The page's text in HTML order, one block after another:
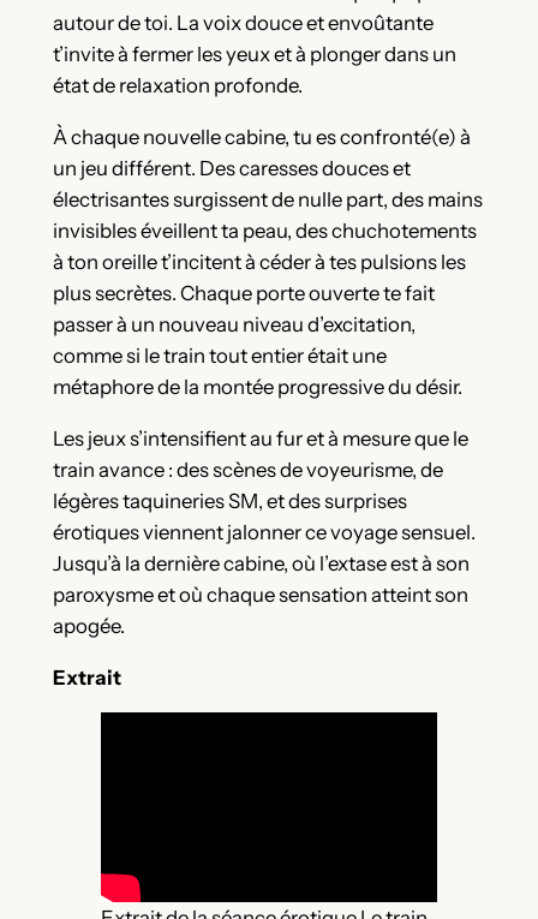
autour de toi. La voix douce et envoûtante
t’invite à fermer les yeux et à plonger dans un
état de relaxation profonde.
À chaque nouvelle cabine, tu es confronté(e) à
un jeu différent. Des caresses douces et
électrisantes surgissent de nulle part, des mains
invisibles éveillent ta peau, des chuchotements
à ton oreille t’incitent à céder à tes pulsions les
plus secrètes. Chaque porte ouverte te fait
passer à un nouveau niveau d’excitation,
comme si le train tout entier était une
métaphore de la montée progressive du désir.
Les jeux s’intensifient au fur et à mesure que le
train avance : des scènes de voyeurisme, de
légères taquineries SM, et des surprises
érotiques viennent jalonner ce voyage sensuel.
Jusqu’à la dernière cabine, où l’extase est à son
paroxysme et où chaque sensation atteint son
apogée.
Extrait